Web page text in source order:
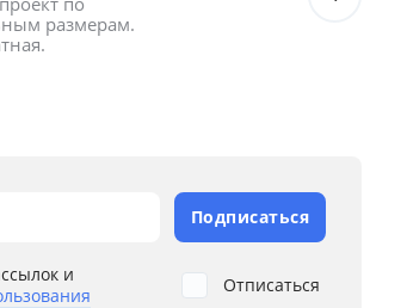
размерам.
Подписаться
и
Отписаться